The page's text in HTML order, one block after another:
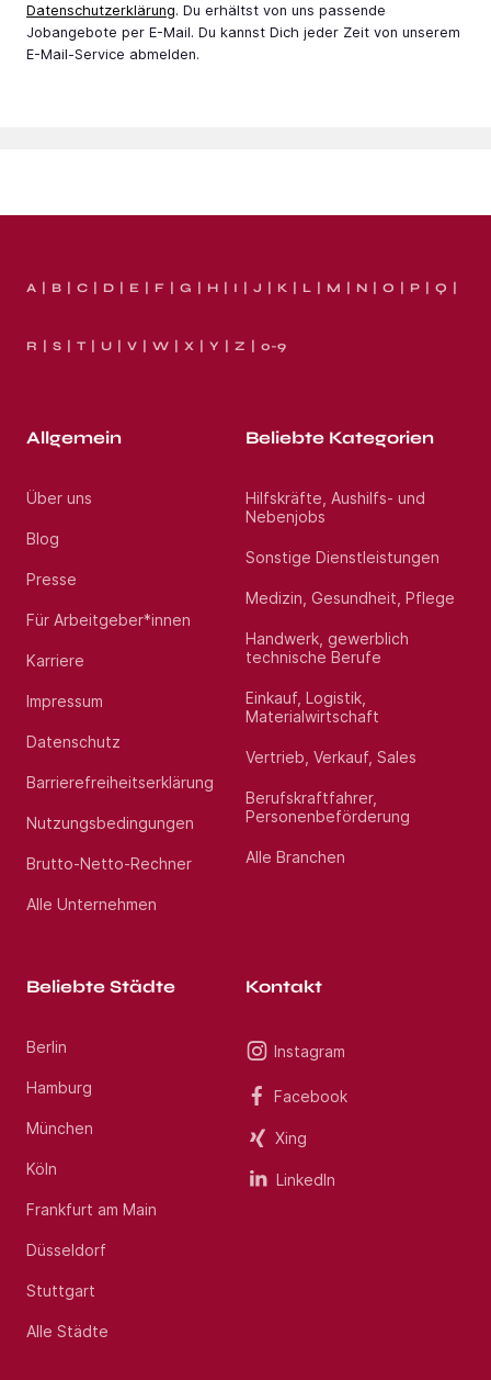
Datenschutzerklärung. Du erhältst von uns passende
Jobangebote per E-Mail. Du kannst Dich jeder Zeit von unserem
E-Mail-Service abmelden.
A B C D E F G H I J K L M N O P Q
R S T U V W X Y Z 0-9
Allgemein
Über uns
Blog
Presse
Für Arbeitgeber*innen
Karriere
Impressum
Datenschutz
Barrierefreiheitserklärung
Nutzungsbedingungen
Brutto-Netto-Rechner
Alle Unternehmen
Beliebte Kategorien
Hilfskräfte, Aushilfs- und
Nebenjobs
Sonstige Dienstleistungen
Medizin, Gesundheit, Pflege
Handwerk, gewerblich
technische Berufe
Einkauf, Logistik,
Materialwirtschaft
Vertrieb, Verkauf, Sales
Berufskraftfahrer,
Personenbeförderung
Alle Branchen
Beliebte Städte
Berlin
Hamburg
München
Köln
Frankfurt am Main
Düsseldorf
Stuttgart
Alle Städte
Kontakt
Instagram
Facebook
Xing
LinkedIn